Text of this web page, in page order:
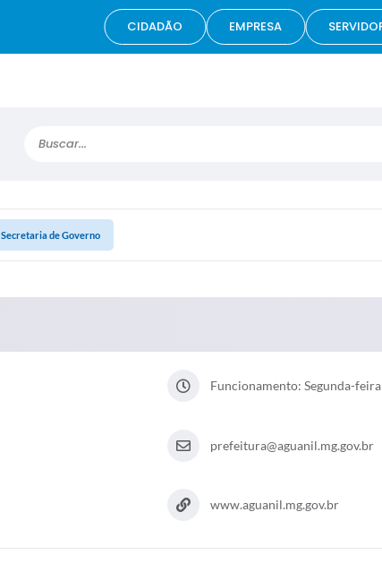
Buscar...
CIDADÃO EMPRESA
Secretaria de Governo
Funcionamento: Segunda-
prefeitura@aguanil.mg.gov.br
www.aguanil.mg.gov.br